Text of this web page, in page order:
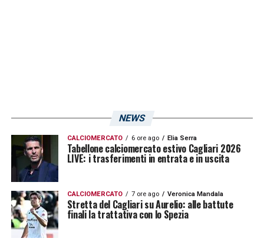
NEWS
CALCIOMERCATO 6 ore ago Elia Serra
Tabellone calciomercato estivo Cagliari 2026
LIVE: i trasferimenti in entrata e in uscita
CALCIOMERCATO 7 ore ago Veronica Mandala
Stretta del Cagliari su Aurelio: alle battute
finali la trattativa con lo Spezia